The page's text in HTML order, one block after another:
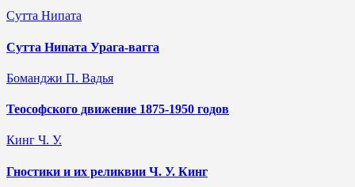
Сутта Нипата
Сутта Нипата Урага-вагга
Боманджи П. Вадья
Теософского движение 1875-1950 годов
Кинг Ч. У.
Гностики и их реликвии Ч. У. Кинг